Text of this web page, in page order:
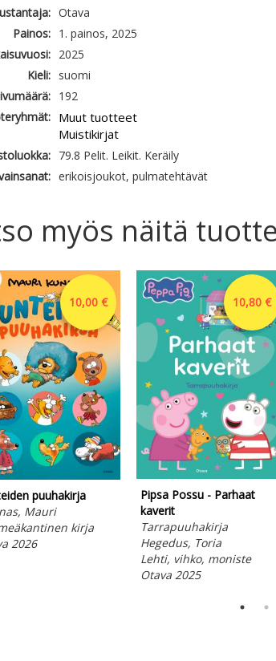
Otava
Painos:
1. painos, 2025
2025
Kieli:
suomi
192
Muut tuotteet
Muistikirjat
79.8 Pelit. Leikit. Keräily
erikoisjoukot, pulmatehtävät
myös näitä
10,00 €
puuhakirja
Mauri
kirja
2026
10,80 €
Pipsa Possu - Parhaat
kaverit
Tarrapuuhakirja
Hegedus, Toria
Lehti, vihko, moniste
Otava 2025